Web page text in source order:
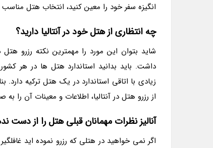
انگیزه سفر خود را معین کنید، انتخاب هتل مناسب
چه انتظاری از هتل خود در آنتالیا دارید؟
شاید بتوان این مورد را مهمترین نکته رزرو
داشت. باید بدانید استاندارد هتل ها در هر
زیادی با اتاقی استاندارد در یک هتل ترکیه دارد.
از رزرو هتل در آنتالیا، اطلاعات و معینات آن را
آنالیز نظرات مهمانان قبلی هتل را از دست
اگر نمی خواهید در هتلی که رزرو نموده اید